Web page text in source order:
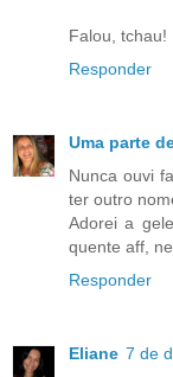
Falou, tchau!
Responder
Uma parte
Nunca ouvi
ter outro
Adorei a
quente aff,
Responder
Eliane 7 de